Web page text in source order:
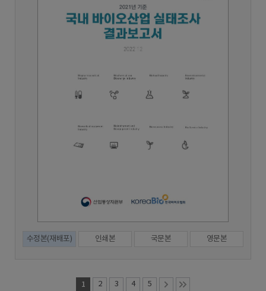
수정본(재배포) 인쇄본 국문본 영문본
1 2 3 4 5